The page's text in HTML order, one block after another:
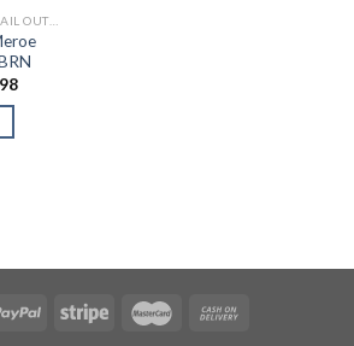
ΑΝΔΡΙΚΆ ΠΑΠΟΎΤΣΙΑ TRAIL OUTDOR
Η